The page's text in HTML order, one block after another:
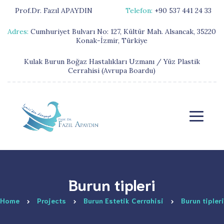
Prof.Dr. Fazıl APAYDIN Telefon: +90 537 441 24 33
Adres:Cumhuriyet Bulvarı No: 127, Kültür Mah. Alsancak, 35220
Konak-İzmir, Türkiye
Kulak Burun Boğaz Hastalıkları Uzmanı / Yüz Plastik
Cerrahisi (Avrupa Boardu)
Burun tipleri
Home Projects Burun Estetik Cerrahisi Burun tipleri